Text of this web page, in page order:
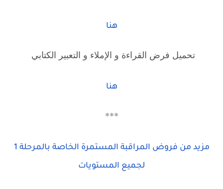
هنا
تحميل فرض القراءة و الإملاء و التعبير الكتابي
هنا
***
مزيد من فروض المراقبة المستمرة الخاصة بالمرحلة 1
لجميع المستويات